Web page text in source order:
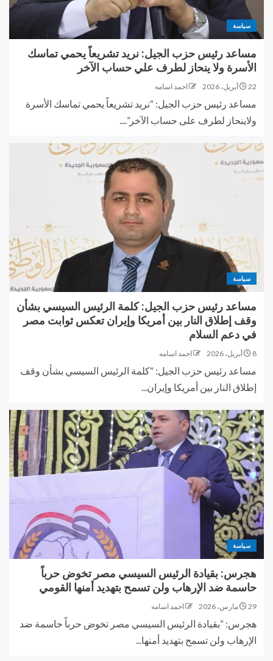
سياسة
مساعد رئيس حزب الجيل: نريد تشريعاً يحمي تماسك
الأسرة ولا ينحاز لطرف علي حساب الآخر
22 أبريل، 2026 احمد اسامه
مساعد رئيس حزب الجيل: “نريد تشريعاً يحمي تماسك الأسرة
ولاينحاز لطرف على حساب الآخر”....
سياسة
مساعد رئيس حزب الجيل: كلمة الرئيس السيسي بشأن
وقف إطلاق النار بين أمريكا وإيران تعكس ثوابت مصر
في دعم السلام
8 أبريل، 2026 احمد اسامه
مساعد رئيس حزب الجيل: “كلمة الرئيس السيسي بشأن وقف
إطلاق النار بين أمريكا وإيران...
سياسة
هجرس: بقيادة الرئيس السيسي مصر تخوض حرباً
حاسمة ضد الإرهاب ولن تسمح بتهديد أمنها القومي
29 مارس، 2026 احمد اسامه
هجرس: “بقيادة الرئيس السيسي مصر تخوض حرباً حاسمة ضد
الإرهاب ولن تسمح بتهديد أمنها...